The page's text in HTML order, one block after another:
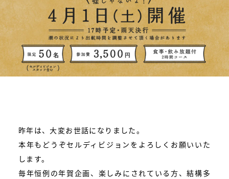
昨年は、大変お世話になりました。
本年もどうぞセルディビジョンをよろしくお願いいた
します。
毎年恒例の年賀企画、楽しみにされている方、結構多